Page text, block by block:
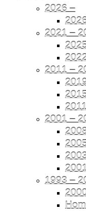
2026 –
2021 –
2011 –
2001 –
1993 –